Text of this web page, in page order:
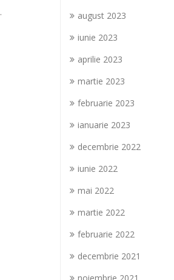
.
august 2023
iunie 2023
aprilie 2023
martie 2023
februarie 2023
ianuarie 2023
decembrie 2022
iunie 2022
mai 2022
martie 2022
februarie 2022
decembrie 2021